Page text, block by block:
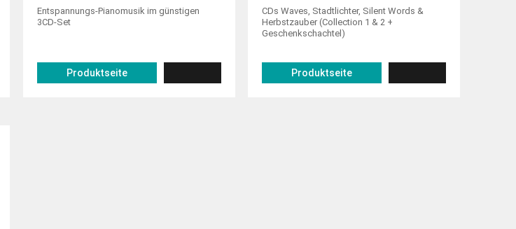
Entspannungs-Pianomusik im günstigen
3CD-Set
Produktseite
CDs Waves, Stadtlichter, Silent Words &
Herbstzauber (Collection 1 & 2 +
Geschenkschachtel)
Produktseite